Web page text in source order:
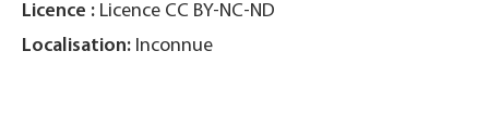
Licence : Licence CC BY-NC-ND
Localisation: Inconnue